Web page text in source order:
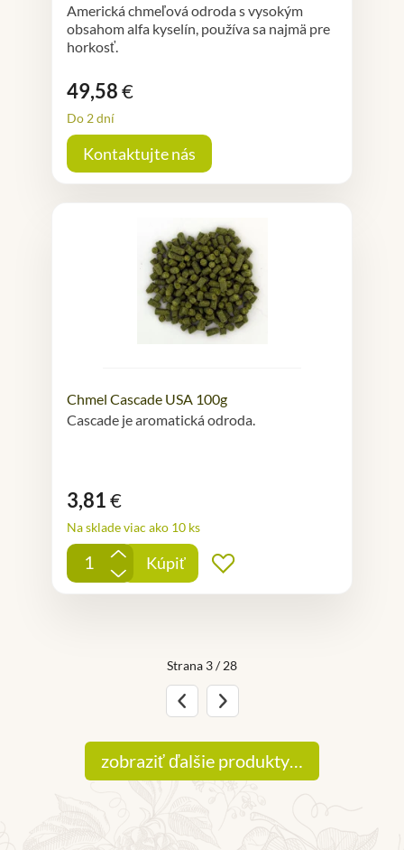
Americká chmeľová odroda s vysokým
obsahom alfa kyselín, používa sa najmä pre
horkosť.
49,58€
Do 2 dní
Kontaktujte nás
Chmel Cascade USA 100g
Cascade je aromatická odroda.
3,81€
Na sklade viac ako 10 ks
+
-
Kúpiť
Strana 3 / 28
Predchádzajúca strana
zobraziť ďalšie produkty…